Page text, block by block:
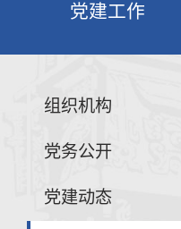
党建工作
组织机构
党务公开
党建动态